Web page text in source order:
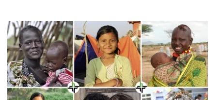
nutzen
Cookies zu
helfen